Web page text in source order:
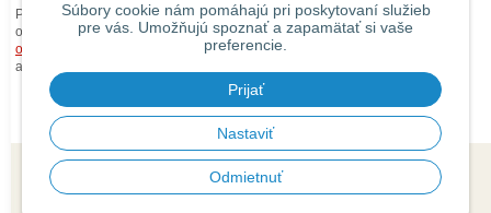
Súbory cookie nám pomáhajú pri poskytovaní služieb
pre vás. Umožňujú spoznať a zapamätať si vaše
preferencie.
Prijať
Nastaviť
Odmietnuť
Pri zaslaní tovaru mimo územia Slovenskej republiky budú ku každej
objednávke prirátanénáklady na dopravu mimo územia SR podľa
obchodných podmienok
. O cene Vás budeme vopred informovať telefonicky
alebo e-mailom.
© 2026 isaauto.sk • tvorba eshopu cez UNIobchod
spoločnosti